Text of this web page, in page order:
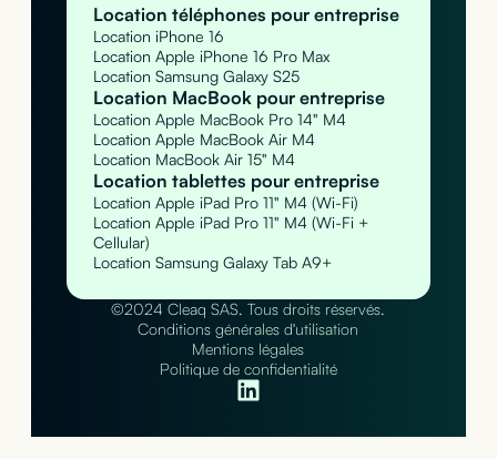
Location téléphones pour entreprise
Location iPhone 16
Location Apple iPhone 16 Pro Max
Location Samsung Galaxy S25
Location MacBook pour entreprise
Location Apple MacBook Pro 14" M4
Location Apple MacBook Air M4
Location MacBook Air 15" M4
Location tablettes pour entreprise
Location Apple iPad Pro 11" M4 (Wi-Fi)
Location Apple iPad Pro 11" M4 (Wi-Fi +
Cellular)
Location Samsung Galaxy Tab A9+
©2024 Cleaq SAS. Tous droits réservés.
Conditions générales d'utilisation
Mentions légales
Politique de confidentialité